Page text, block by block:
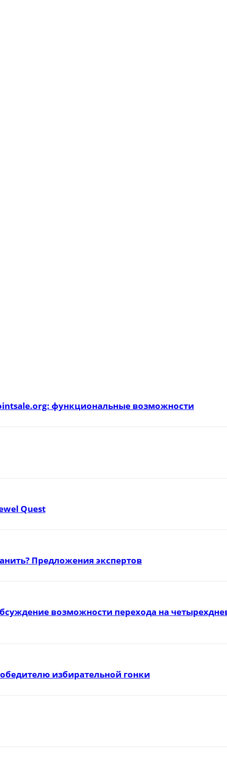
функциональные возможности
Quest
Предложения экспертов
возможности перехода на
избирательной гонки